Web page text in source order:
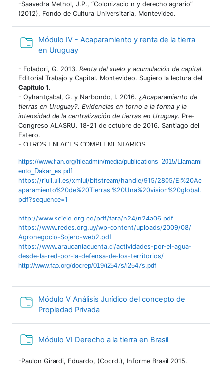
-Saavedra Methol, J.P., “Colonizacio n y derecho agrario”
(2012), Fondo de Cultura Universitaria, Montevideo.
Módulo IV - Acaparamiento y renta de la tierra
en UruguayCarpeta
- Foladori, G. 2013. Renta del suelo y acumulación de capital.
Editorial Trabajo y Capital. Montevideo. Sugiero la lectura del
Capítulo 1.
- Oyhantçabal, G. y Narbondo, I. 2016. ¿Acaparamiento de
tierras en Uruguay?. Evidencias en torno a la forma y la
intensidad de la centralización de tierras en Uruguay. Pre-
Congreso ALASRU. 18-21 de octubre de 2016. Santiago del
Estero.
- OTROS ENLACES COMPLEMENTARIOS
https://www.fian.org/fileadmin/media/publications_2015/Llamami
ento_Dakar_es.pdf
https://riull.ull.es/xmlui/bitstream/handle/915/2805/El%20Ac
aparamiento%20de%20Tierras.%20Una%20vision%20global.
pdf?sequence=1
http://www.scielo.org.co/pdf/tara/n24/n24a06.pdf
https://www.redes.org.uy/wp-content/uploads/2009/08/
Agronegocio-Sojero-web2.pdf
https://www.araucaniacuenta.cl/actividades-por-el-agua-
desde-la-red-por-la-defensa-de-los-territorios/
http://www.fao.org/docrep/019/i2547s/i2547s.pdf
Módulo V Análisis Jurídico del concepto de
Propiedad PrivadaCarpeta
Módulo VI Derecho a la tierra en BrasilCarpeta
-Paulon Girardi, Eduardo, (Coord.), Informe Brasil 2015.